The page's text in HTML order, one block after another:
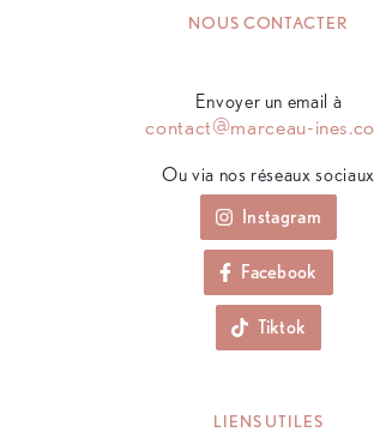
NOUS CONTACTER
Envoyer un email à
contact@marceau-
Ou via nos réseaux sociaux
Instagram
Facebook
Tiktok
LIENS UTILES